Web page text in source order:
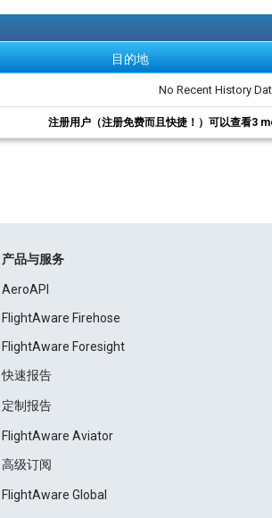
目的地
No Recent History
注册用户（注册免费而且快捷！）可以查看3
产品与服务
AeroAPI
FlightAware Firehose
FlightAware Foresight
快速报告
定制报告
FlightAware Aviator
高级订阅
FlightAware Global